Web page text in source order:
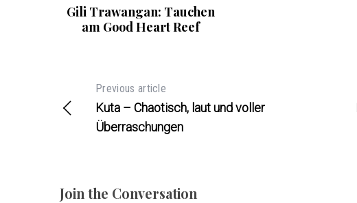
Gili Trawangan: Tauchen
am Good Heart Reef
Previous article
Kuta – Chaotisch, laut und voller
Überraschungen
Join the Conversation